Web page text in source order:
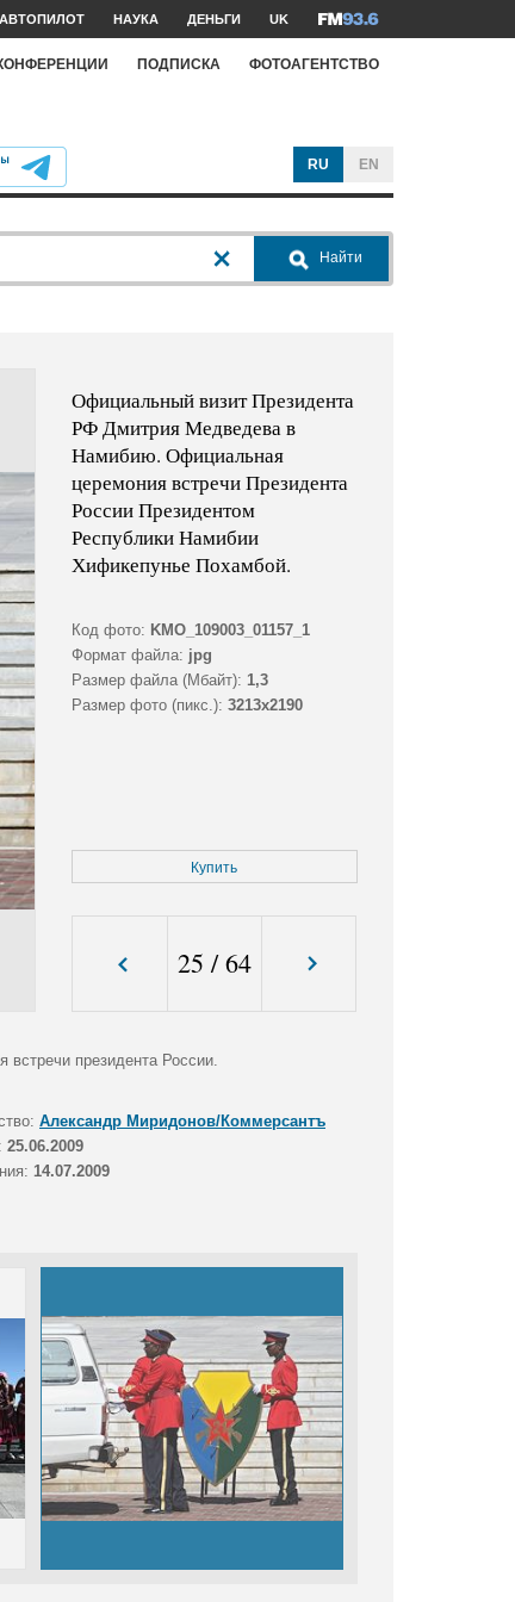
АВТОПИЛОТ НАУКА ДЕНЬГИ UK
ПОДПИСКА ФОТОАГЕНТСТВО
RU EN
Найти
Официальный визит Президента
РФ Дмитрия Медведева в
Намибию. Официальная
церемония встречи Президента
России Президентом
Республики Намибии
Хификепунье Похамбой.
Код фото: KMO_109003_01157_1
Формат файла: jpg
Размер файла (Мбайт): 1,3
Размер фото (пикс.): 3213x2190
Купить
25 /64
президента России.
Александр Миридонов/Коммерсантъ
25.06.2009
14.07.2009